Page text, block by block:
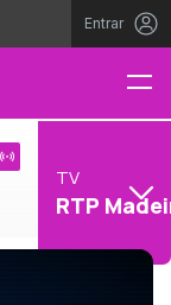
Entrar
TV
RTP